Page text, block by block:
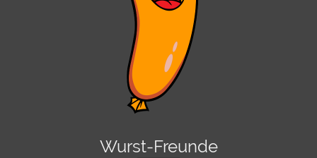
Wurst-Freunde